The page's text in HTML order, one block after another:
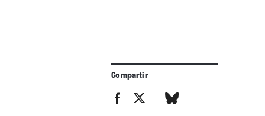
Compartir